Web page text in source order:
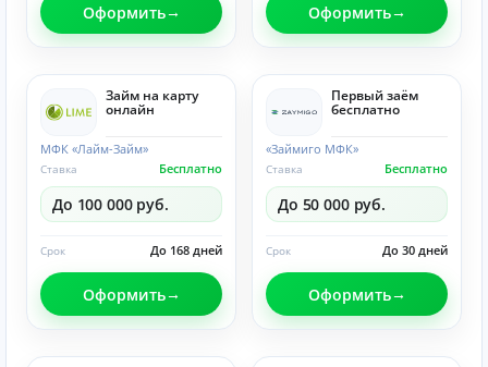
Оформить Оформить
Займ на карту
онлайн
МФК «Лайм-Займ»
Бесплатно
Ставка
До 100 000 руб.
До 168 дней
Срок
Оформить
Первый заём
бесплатно
«Займиго МФК»
Бесплатно
Ставка
До 50 000 руб.
До 30 дней
Срок
Оформить